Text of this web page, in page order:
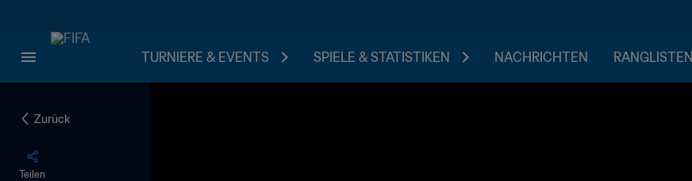
TURNIERE & EVENTS SPIELE & STATISTIKEN NACHRICHTEN RANGLISTEN
Zurück
Teilen